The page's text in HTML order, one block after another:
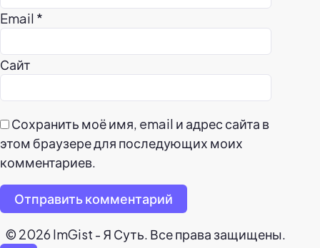
Email *
Сайт
Сохранить моё имя, email и адрес сайта в
этом браузере для последующих моих
комментариев.
Отправить комментарий
© 2026 ImGist - Я Суть. Все права защищены.